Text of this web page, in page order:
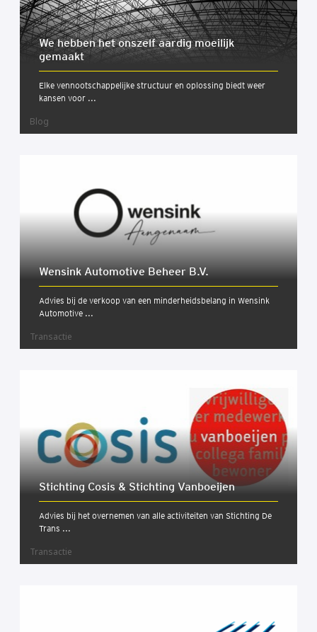
We heb­ben het ons­zelf aar­dig moei­lijk
gemaakt
Elke vennootschappelijke structuur en oplossing biedt weer
kansen voor ...
Blog
Wens­ink Auto­mo­ti­ve Beheer B.V.
Advies bij de verkoop van een minderheidsbelang in Wensink
Automotive ...
Transactie
Stich­ting Cosis & Stich­ting Van­boeij­en
Advies bij het overnemen van alle activiteiten van Stichting De
Trans ...
Transactie